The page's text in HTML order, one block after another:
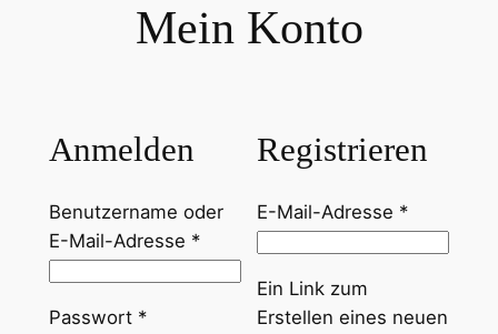
Mein Konto
Anmelden
Benutzername oder
E-Mail-Adresse *Erforderlich
Passwort *Erforderlich
Registrieren
E-Mail-Adresse *
Ein Link zum
Erstellen eines neuen